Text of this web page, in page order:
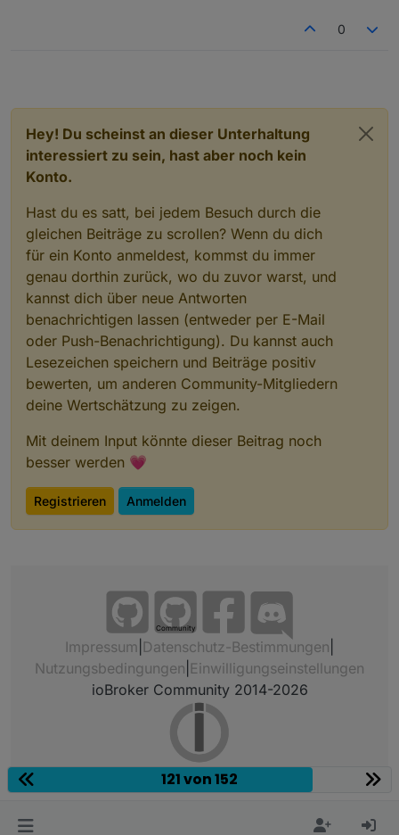
0
Hey! Du scheinst an dieser Unterhaltung
interessiert zu sein, hast aber noch kein
Konto.
Hast du es satt, bei jedem Besuch durch die
gleichen Beiträge zu scrollen? Wenn du dich
für ein Konto anmeldest, kommst du immer
genau dorthin zurück, wo du zuvor warst, und
kannst dich über neue Antworten
benachrichtigen lassen (entweder per E-Mail
oder Push-Benachrichtigung). Du kannst auch
Lesezeichen speichern und Beiträge positiv
bewerten, um anderen Community-Mitgliedern
deine Wertschätzung zu zeigen.
Mit deinem Input könnte dieser Beitrag noch
besser werden 💗
Registrieren Anmelden
Community
Impressum Datenschutz-Bestimmungen
Nutzungsbedingungen Einwilligungseinstellungen
ioBroker Community 2014-2026
121 von 152